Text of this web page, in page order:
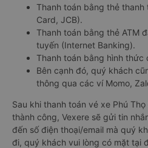
Thanh toán bằng thẻ
Card, JCB).
Thanh toán bằng thẻ ATM
tuyến (Internet Banking).
Thanh toán bằng hình thức
Bên cạnh đó, quý khách
thông qua các ví Momo,
Sau khi thanh toán vé xe Phú
thành công, Vexere sẽ gửi tin
đến số điện thoại/email mà quý
đi, quý khách vui lòng có mặt tại